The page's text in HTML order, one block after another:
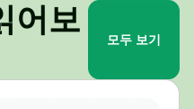
어보
모두 보기